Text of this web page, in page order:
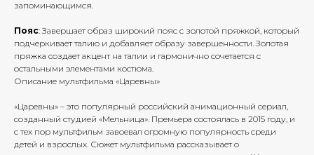
запоминающимся.
Пояс: Завершает образ широкий пояс с золотой пряжкой, который
подчеркивает талию и добавляет образу завершенности. Золотая
пряжка создает акцент на талии и гармонично сочетается с
остальными элементами костюма.
Описание мультфильма «Царевны»
«Царевны» – это популярный российский анимационный сериал,
созданный студией «Мельница». Премьера состоялась в 2015 году, и
с тех пор мультфильм завоевал огромную популярность среди
детей и взрослых. Сюжет мультфильма рассказывает о